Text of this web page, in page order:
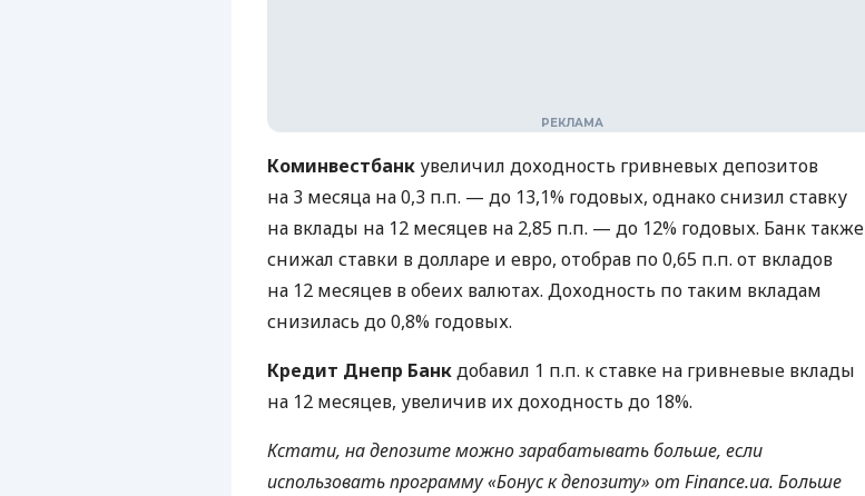
Коминвестбанк увеличил доходность гривневых депозитов
на 3 месяца на 0,3 п.п. — до 13,1% годовых, однако снизил ставку
на вклады на 12 месяцев на 2,85 п.п. — до 12% годовых. Банк также
снижал ставки в долларе и евро, отобрав по 0,65 п.п. от вкладов
на 12 месяцев в обеих валютах. Доходность по таким вкладам
снизилась до 0,8% годовых.
Кредит Днепр Банкдобавил 1 п.п. к ставке на гривневые вклады
на 12 месяцев, увеличив их доходность до 18%.
Кстати, на депозите можно зарабатывать больше, если
использовать программу «Бонус к депозиту» от Finance.ua. Больше